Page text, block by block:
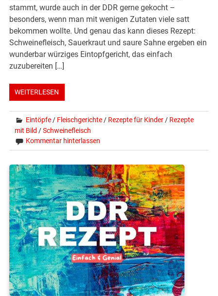
stammt, wurde auch in der DDR gerne gekocht –
besonders, wenn man mit wenigen Zutaten viele satt
bekommen wollte. Und genau das kann dieses Rezept:
Schweinefleisch, Sauerkraut und saure Sahne ergeben ein
wunderbar würziges Eintopfgericht, das einfach
zuzubereiten […]
WEITERLESEN
Eintöpfe / Fleischgerichte / Rezepte für Kinder / Rezepte
mit Bild /Schweinefleisch
Kommentar hinterlassen